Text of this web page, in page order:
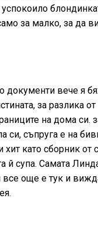
за малко, за да
документи вече я
за разлика
на дома
си, съпруга е на
хит като сборник
й супа. Самата
все още е тук и